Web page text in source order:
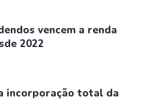
vencem a renda
2022
incorporação total da